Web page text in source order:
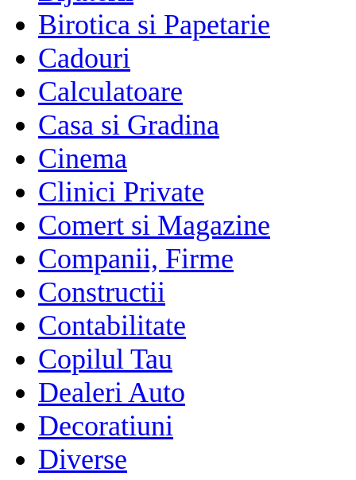
Birotica si Papetarie
Cadouri
Calculatoare
Casa si Gradina
Cinema
Clinici Private
Comert si Magazine
Companii, Firme
Constructii
Contabilitate
Copilul Tau
Dealeri Auto
Decoratiuni
Diverse